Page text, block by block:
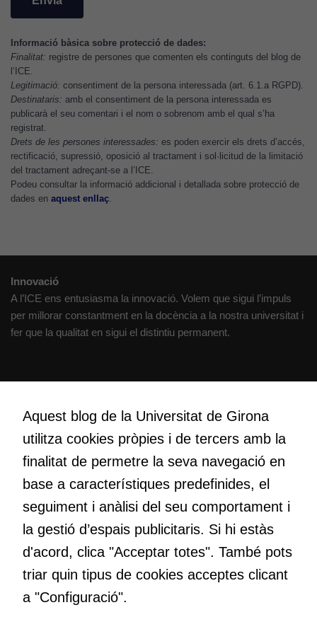
Informació bàsica sobre protecció de dades:
Finalitat: registre de persones que comenten els continguts del blog de
l’ICE.
Legitimació: consentiment de la persona interessada (art. 6.1.a RGPD).
Destinataris: amb el consentiment de la persona interessada es
publicarà el seu comentari i el nom o sobrenom amb el qual s’ha
registrat.
Drets de les persones interessades: es poden exercir els drets d’accés,
rectificació, supressió, oposició al tractament i sol·licitud de la limitació
del tractament adreçant-se a l’ICE.
Podeu consultar la informació addicional i detallada sobre protecció de
dades en aquest enllaç
Innovació
A l’ICE ens entusiasma la innovació. Volem que sigui l’impuls
per millorar constantment en la docència a la nostra universitat i
fer que la qualitat en sigui el distintiu permanent.
Volem crear espais de reflexió i de debat, espais on qüestionar-
nos el que estem fent, atrevir-nos a pensar noves i millors
maneres de fer-ho i generar plegats idees innovadores.
Educació
transformació. Volem contribuir a millorar-la impulsant
metodologies docents actives i ambients d’aprenentatge
dinàmics.
Aquest blog de la Universitat de Girona
utilitza cookies pròpies i de tercers amb la
finalitat de permetre la seva navegació en
base a característiques predefinides, el
seguiment i anàlisi del seu comportament i
la gestió d’espais publicitaris. Si hi estàs
d'acord, clica "Acceptar totes". També pots
triar quin tipus de cookies acceptes clicant
a "Configuració".
funcioni.
Cookies
d'anàlisi
cookies de
Google
per tal que
i l'estructura
funció de
com aquest
lloc web
d'experiència
Per tal que el
tingui el millor
rendiment
la vostra visita.
Si rebutgeu
aquestes
algunes